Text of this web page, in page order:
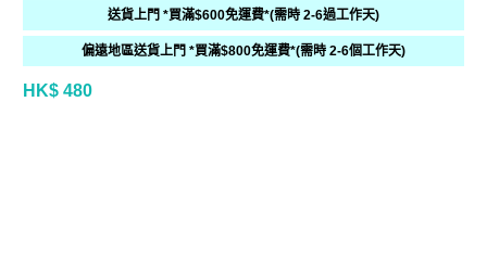
送貨上門 *買滿$600免運費*(需時 2-6過工作天)
偏遠地區送貨上門 *買滿$800免運費*(需時 2-6個工作天)
HK$ 480